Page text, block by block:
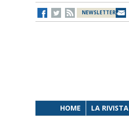
NEWSLETTER
HOME LA RIVISTA